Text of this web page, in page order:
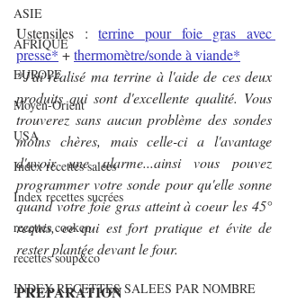
ASIE
AFRIQUE
EUROPE
Moyen-Orient
USA
Index recettes salées
Index recettes sucrées
recettes cookeo
recettes soup&co
INDEX RECETTES SALEES PAR NOMBRE
Ustensiles : terrine pour foie gras avec
presse* + thermomètre/sonde à viande*
*J'ai réalisé ma terrine à l'aide de ces deux
produits qui sont d'excellente qualité. Vous
trouverez sans aucun problème des sondes
moins chères, mais celle-ci a l'avantage
d'avoir une alarme...ainsi vous pouvez
programmer votre sonde pour qu'elle sonne
quand votre foie gras atteint à coeur les 45°
requis, ce qui est fort pratique et évite de
rester plantée devant le four.
PREPARATION